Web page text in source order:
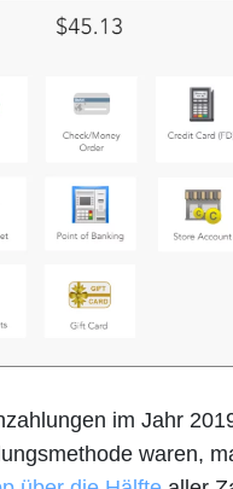
im Jahr
waren,